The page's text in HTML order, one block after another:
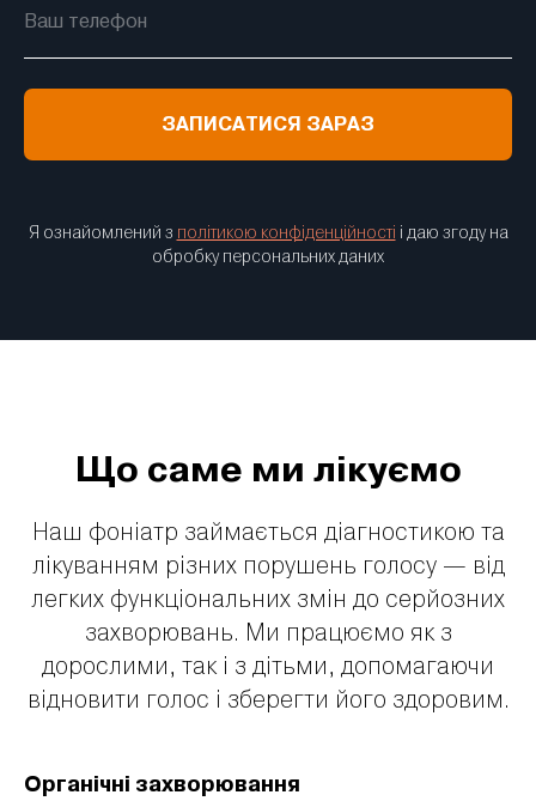
ЗАПИСАТИСЯ ЗАРАЗ
Я ознайомлений з політикою конфіденційності і даю згоду на
обробку персональних даних
Що саме ми лікуємо
Наш фоніатр займається діагностикою та
лікуванням різних порушень голосу — від
легких функціональних змін до серйозних
захворювань. Ми працюємо як з
дорослими, так і з дітьми, допомагаючи
відновити голос і зберегти його здоровим.
Органічні захворювання